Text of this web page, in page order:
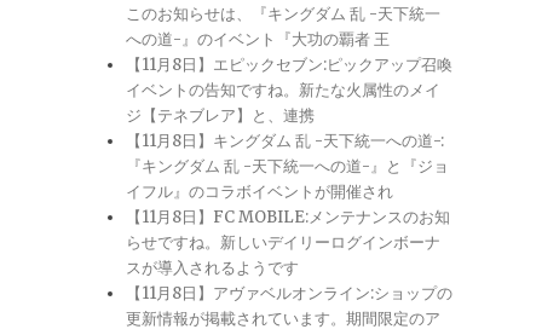
このお知らせは、『キングダム 乱 -天下統一
への道-』のイベント『大功の覇者 王
【11月8日】エピックセブン:ピックアップ召喚
イベントの告知ですね。新たな火属性のメイ
ジ【テネブレア】と、連携
【11月8日】キングダム 乱 -天下統一への道-:
『キングダム 乱 -天下統一への道-』と『ジョ
イフル』のコラボイベントが開催され
【11月8日】FC MOBILE:メンテナンスのお知
らせですね。新しいデイリーログインボーナ
スが導入されるようです
【11月8日】アヴァベルオンライン:ショップの
更新情報が掲載されています。期間限定のア